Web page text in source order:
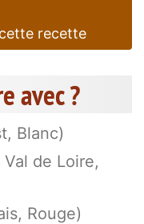
recette
avec ?
Blanc)
de Loire,
Rouge)